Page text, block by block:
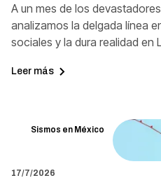
A un mes de los
analizamos la delgada línea
sociales y la dura realidad en
Leer más
Sismos en México
17/7/2026